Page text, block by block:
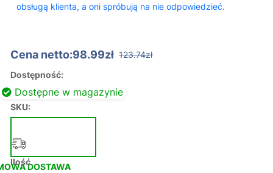
obsługą klienta, a oni spróbują na nie odpowiedzieć.
Cena netto:98.99zł 123.74zł
Dostępność:
Dostępne w magazynie
SKU:
DOSTAWA
Ilość